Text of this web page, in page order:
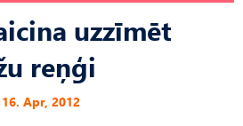
uzzīmēt
reņģi
Apr, 2012